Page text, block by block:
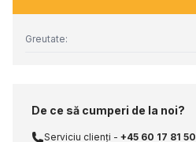
Greutate:
De ce să cumperi de la noi?
Serviciu clienți - +45 60 17 81 50